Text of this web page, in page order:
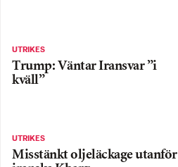
UTRIKES
Trump: Väntar Iransvar ”i
kväll”
UTRIKES
Misstänkt oljeläckage utanför